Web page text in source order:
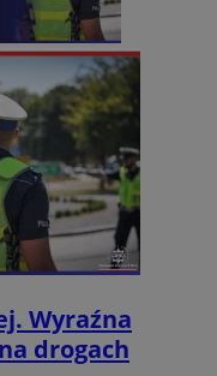
Wyraźna
drogach